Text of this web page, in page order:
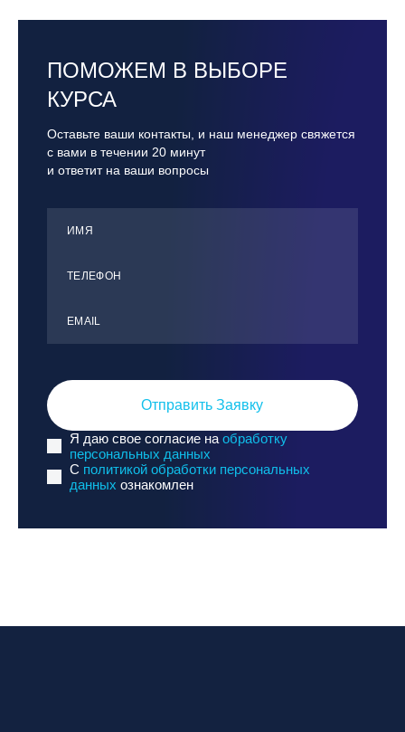
ПОМОЖЕМ В ВЫБОРЕ
КУРСА
Оставьте ваши контакты, и наш менеджер свяжется
с вами в течении 20 минут
и ответит на ваши вопросы
ИМЯ
ТЕЛЕФОН
ЕMАIL
Отправить Заявку
Я даю свое согласие на обработку
персональных данных
C политикой обработки персональных
данных ознакомлен